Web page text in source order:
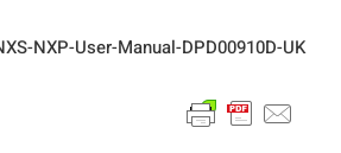
NXP-User-Manual-DPD00910D-UK